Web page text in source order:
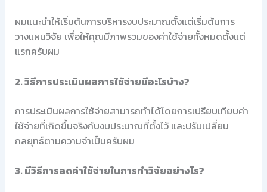
ผมแนะนำให้เริ่มต้นการบริหารงบประมาณตั้งแต่เริ่มต้นการ
วางแผนวิจัย เพื่อให้คุณมีภาพรวมของค่าใช้จ่ายทั้งหมดตั้งแต่
แรกครับผม
2. วิธีการประเมินผลการใช้จ่ายมีอะไรบ้าง?
การประเมินผลการใช้จ่ายสามารถทำได้โดยการเปรียบเทียบค่า
ใช้จ่ายที่เกิดขึ้นจริงกับงบประมาณที่ตั้งไว้ และปรับเปลี่ยน
กลยุทธ์ตามความจำเป็นครับผม
3. มีวิธีการลดค่าใช้จ่ายในการทำวิจัยอย่างไร?